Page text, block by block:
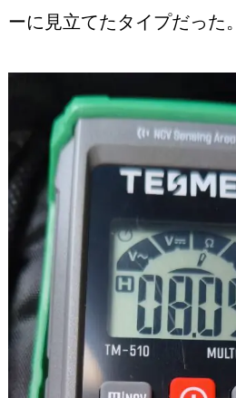
ーに見立てたタイプだった。